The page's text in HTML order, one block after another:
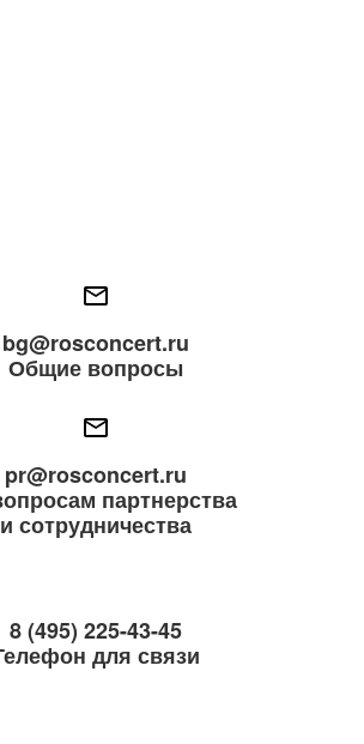
bg@rosconcert.ru
Общие вопросы
pr@rosconcert.ru
партнерства
и сотрудничества
8 (495) 225-43-45
для связи